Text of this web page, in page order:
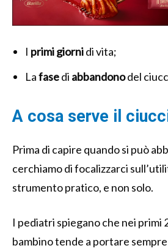
I primigiornidi vita;
Lafasedi abbandonodel
A cosa serve il
Prima di capire quando si può
cerchiamo di focalizzarci
strumento pratico, e non solo.
I pediatri spiegano che nei primi
bambino tende a portare